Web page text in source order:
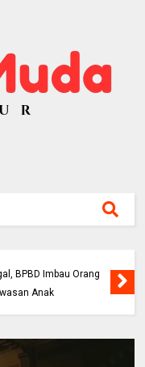
BPBD Imbau Orang
Anak